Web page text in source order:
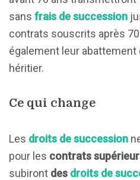
sans frais de succession
contrats souscrits après
également leur abattement
héritier.
Ce qui change
Les droits de succession
pour les contrats
subiront des droits de